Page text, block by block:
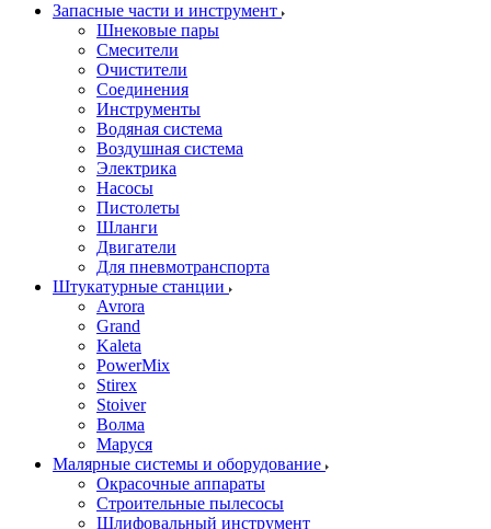
Запасные части и инструмент
Шнековые пары
Смесители
Очистители
Соединения
Инструменты
Водяная система
Воздушная система
Электрика
Насосы
Пистолеты
Шланги
Двигатели
Для пневмотранспорта
Штукатурные станции
Avrora
Grand
Kaleta
PowerMix
Stirex
Stoiver
Волма
Маруся
Малярные системы и оборудование
Окрасочные аппараты
Строительные пылесосы
Шлифовальный инструмент